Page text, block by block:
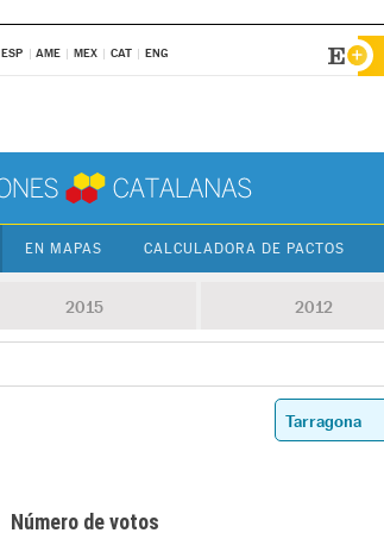
ESP AME MEX CAT ENG
EN MAPAS CALCULADORA DE PACTOS
2015 2012
Número de votos